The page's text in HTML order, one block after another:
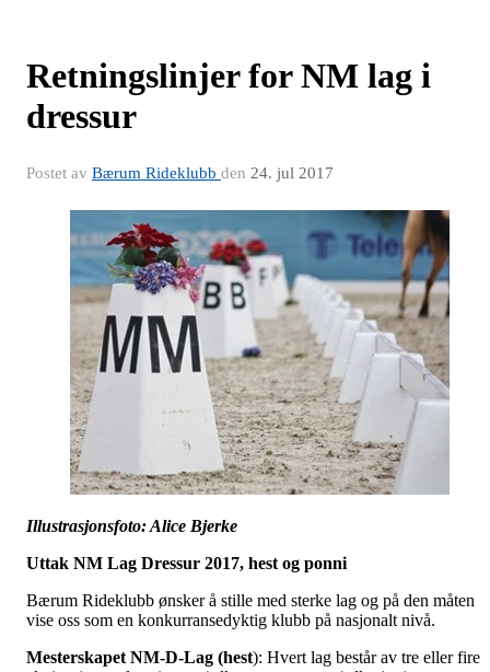
Retningslinjer for NM lag i
dressur
Postet av Bærum Rideklubb den 24. jul 2017
Illustrasjonsfoto: Alice Bjerke
Uttak NM Lag Dressur 2017, hest og ponni
Bærum Rideklubb ønsker å stille med sterke lag og på den måten
vise oss som en konkurransedyktig klubb på nasjonalt nivå.
Mesterskapet NM-D-Lag (hest): Hvert lag består av tre eller fire